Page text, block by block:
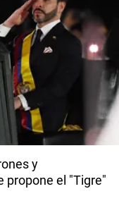
y
propone el "Tigre"